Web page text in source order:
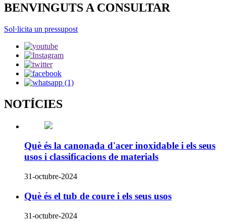
BENVINGUTS A CONSULTAR
Sol·licita un pressupost
NOTÍCIES
Què és la canonada d'acer inoxidable i els seus
usos i classificacions de materials
31-octubre-2024
Què és el tub de coure i els seus usos
31-octubre-2024